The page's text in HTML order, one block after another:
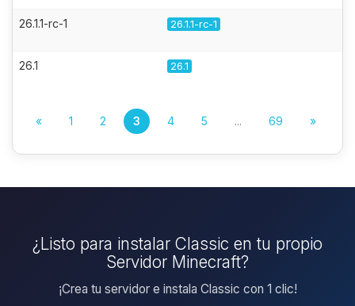
26.1.1-rc-1 26.1.1-rc-1
26.1 26.1
« 1 2 3 4 5 ... 69 »
¿Listo para instalar Classic en tu propio
Servidor Minecraft?
¡Crea tu servidor e instala Classic con 1 clic!